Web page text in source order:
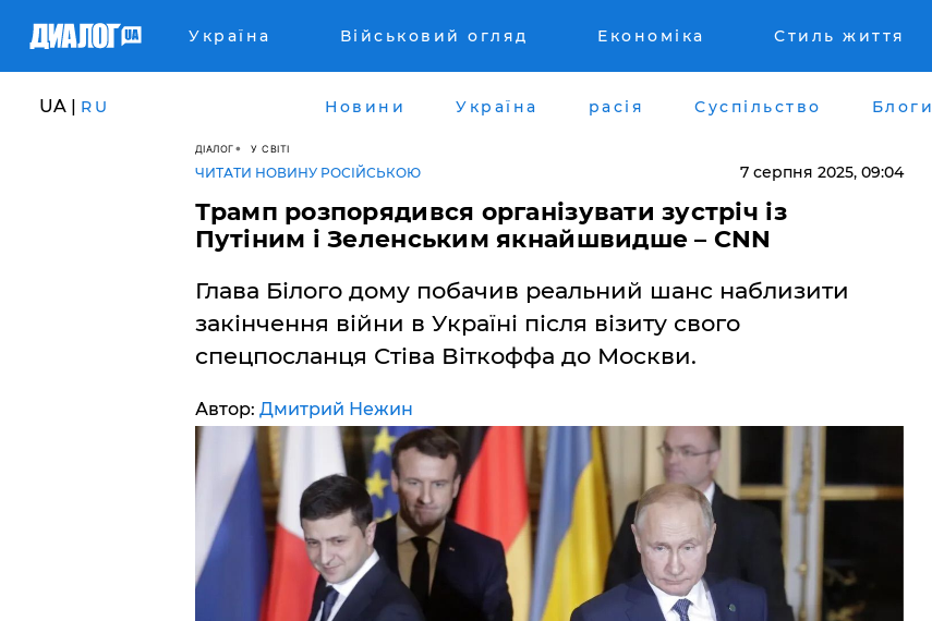
Україна Військовий огляд Економіка Стиль життя
UA | RU Новини Україна расія Суспільство Блоги
ДІАЛОГ У СВІТІ
ЧИТАТИ НОВИНУ РОСІЙСЬКОЮ 7 серпня 2025, 09:04
Трамп розпорядився організувати зустріч із
Путіним і Зеленським якнайшвидше – CNN
Глава Білого дому побачив реальний шанс наблизити
закінчення війни в Україні після візиту свого
спецпосланця Стіва Віткоффа до Москви.
Автор: Дмитрий Нежин